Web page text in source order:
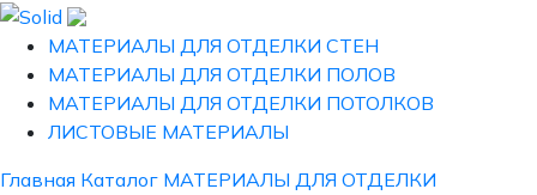
МАТЕРИАЛЫ ДЛЯ ОТДЕЛКИ СТЕН
МАТЕРИАЛЫ ДЛЯ ОТДЕЛКИ ПОЛОВ
МАТЕРИАЛЫ ДЛЯ ОТДЕЛКИ ПОТОЛКОВ
ЛИСТОВЫЕ МАТЕРИАЛЫ
Главная Каталог МАТЕРИАЛЫ ДЛЯ ОТДЕЛКИ